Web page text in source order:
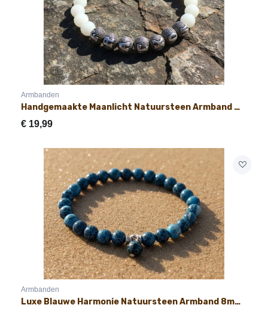
Armbanden
Handgemaakte Maanlicht Natuursteen Armband met Naam 8mm
€ 19,99
Armbanden
Luxe Blauwe Harmonie Natuursteen Armband 8mm Elegante Druppel